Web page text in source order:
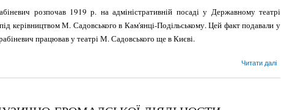
розпочав 1919 р. на адміністра­тивній посаді у Державному театрі
керівництвом М. Садовського в Кам'янці-Подільському. Цей факт подавали у
працював у театрі М. Са­довського ще в Києві.
Читати далі